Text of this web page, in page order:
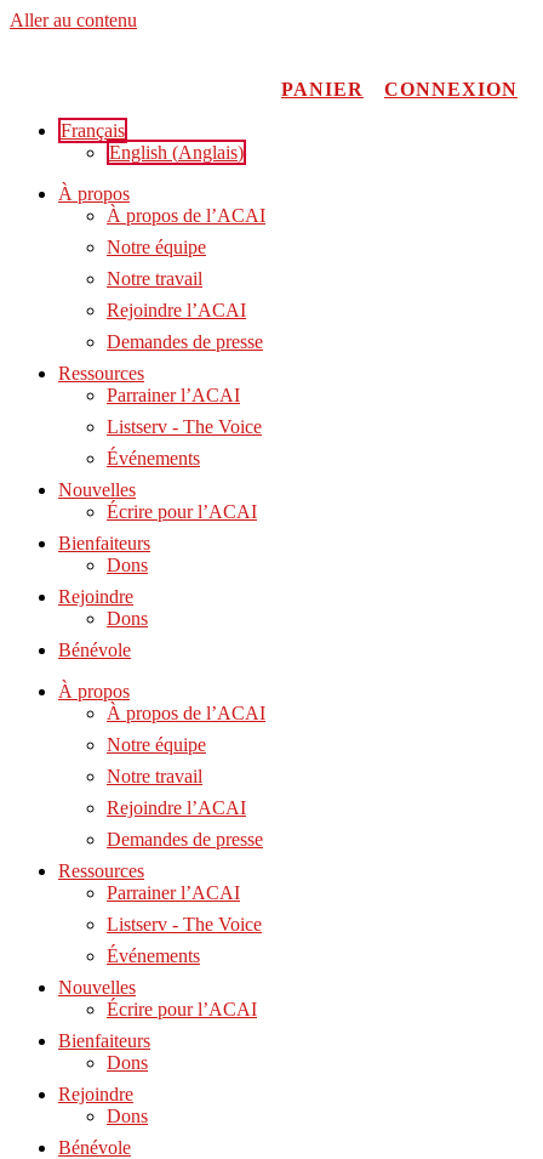
Aller au contenu
PANIER
CONNEXION
Français
English (Anglais)
À propos
À propos de l’ACAI
Notre équipe
Notre travail
Rejoindre l’ACAI
Demandes de presse
Ressources
Parrainer l’ACAI
Listserv - The Voice
Événements
Nouvelles
Écrire pour l’ACAI
Bienfaiteurs
Dons
Rejoindre
Dons
Bénévole
À propos
À propos de l’ACAI
Notre équipe
Notre travail
Rejoindre l’ACAI
Demandes de presse
Ressources
Parrainer l’ACAI
Listserv - The Voice
Événements
Nouvelles
Écrire pour l’ACAI
Bienfaiteurs
Dons
Rejoindre
Dons
Bénévole